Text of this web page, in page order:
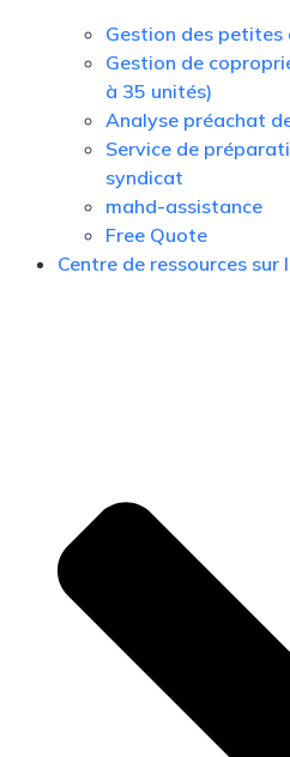
Gestion des
Gestion de
à 35 unités)
Analyse préachat
Service de
syndicat
mahd-assistance
Free Quote
Centre de ressources